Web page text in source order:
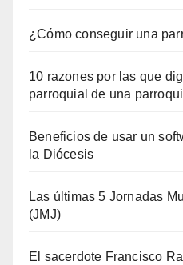
¿Cómo conseguir una
10 razones por las que
parroquial de una
Beneficios de usar un
la Diócesis
Las últimas 5 Jornadas
(JMJ)
El sacerdote Francisco